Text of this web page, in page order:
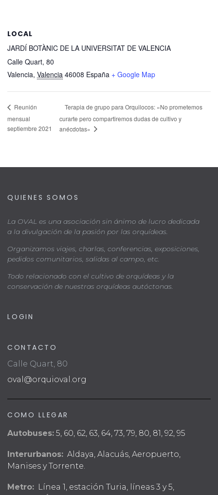
LOCAL
JARDÍ BOTÀNIC DE LA UNIVERSITAT DE VALENCIA
Calle Quart, 80
Valencia, Valencia 46008 España + Google Map
Reunión
mensual
septiembre 2021
Terapia de grupo para Orquilocos: «No prometemos
curarte pero compartiremos dudas de cultivo y
anécdotas»
QUIENES SOMOS
La OVAL es una asociación sin ánimo de lucro dedicada
a la divulgación de la pasión por las orquídeas.
Organizamos viajes, charlas, conferencias, exposiciones,
pedidos comunitarios, salidas al campo, etc.
Todo relacionado con el cultivo de orquídeas y la
conservación de nuestras orquídeas autóctonas.
LOGIN
CONTACTO
Calle Quart, 80
oval@orquioval.org
COMO LLEGAR
Autobuses: 5, 60, 62, 63, 64, 73, 79, 80, 81, 92, 95
Interurbanos: Aldaya, Alacuás, Aeropuerto,
Manises y Torrente.
Metro: Línea 1, estación Turia, líneas 3 y 5,